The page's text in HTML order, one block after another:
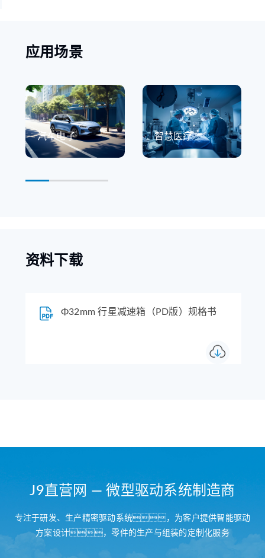
应用场景
汽车电子 智慧医疗
资料下载
Φ32mm 行星减速箱（PD版）规格书
J9直营网 — 微型驱动系统制造商
专注于研发、生产精密驱动系统，为客户提供智能驱动
方案设计，零件的生产与组装的定制化服务